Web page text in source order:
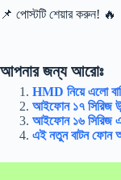
📌 পোস্টটি শেয়ার করুন! 🔥
আপনার জন্য আরোঃ
HMD নিয়ে এলো
আইফোন ১৭ সিরিজ
আইফোন ১৬ সিরিজ
এই নতুন বাটন ফোন